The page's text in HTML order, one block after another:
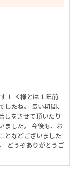
！ Ｋ様とは１年前
たね。 長い期間、
しをさせて頂いたり
ました。 今後も、お
となどございました
どうぞありがとうご